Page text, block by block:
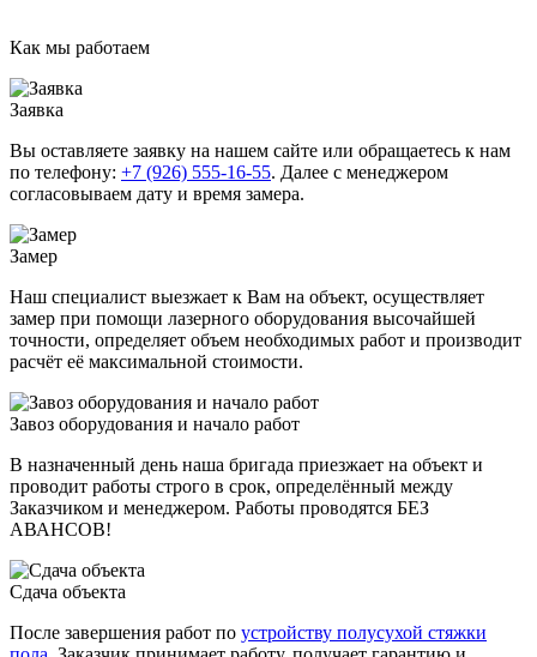
Как мы работаем
Заявка
Вы оставляете заявку на нашем сайте или обращаетесь к нам
по телефону: +7 (926) 555-16-55. Далее с менеджером
согласовываем дату и время замера.
Замер
Наш специалист выезжает к Вам на объект, осуществляет
замер при помощи лазерного оборудования высочайшей
точности, определяет объем необходимых работ и производит
расчёт её максимальной стоимости.
Завоз оборудования и нaчaло paбoт
В назначенный день наша бригада приезжает на объект и
проводит работы строго в срок, определённый между
Заказчиком и менеджером. Работы проводятся БЕЗ
АВАНСОВ!
Сдача объекта
После завершения работ по устройству полусухой стяжки